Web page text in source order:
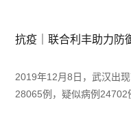
抗疫｜联合利丰助力防
2019年12月8日，武汉出
28065例，疑似病例24702